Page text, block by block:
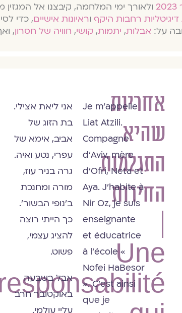
ולאורך ימי המלחמה, קיבצנו אל
רחבות היקף וראיונות אישיים, כדי
על: אבלות, יתמות, קושי, חוויה של חסרון,
אחריות
שהיא
התגלמות
החירות
Une
ליאת
אצילי
Je m’appelle
Liat Atzili.
Compagne
d’Aviv, mère
d’Ofri, Neta et
Aya. J’habite à
Nir Oz, je suis
enseignante
et éducatrice
à l’école «
Nofei HaBesor
». C’est ainsi
que je
אני ליאת אצילי.
בת הזוג של
אביב, אימא של
עפרי, נטע ואיה.
גרה בניר עוז,
מורה ומחנכת
ב'נופי הבשור'.
כך הייתי רוצה
להציג עצמי,
פשוט.
אבל בשבעה
באוקטובר חרב
עליי עולמי.